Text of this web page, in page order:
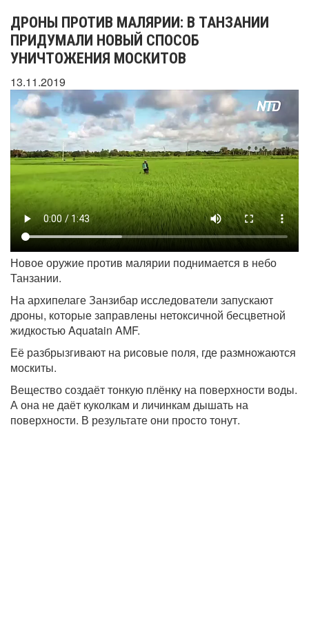
ДРОНЫ ПРОТИВ МАЛЯРИИ: В ТАНЗАНИИ
ПРИДУМАЛИ НОВЫЙ СПОСОБ
УНИЧТОЖЕНИЯ МОСКИТОВ
13.11.2019
Новое оружие против малярии поднимается в небо
Танзании.
На архипелаге Занзибар исследователи запускают
дроны, которые заправлены нетоксичной бесцветной
жидкостью Aquatain AMF.
Её разбрызгивают на рисовые поля, где размножаются
москиты.
Вещество создаёт тонкую плёнку на поверхности воды.
А она не даёт куколкам и личинкам дышать на
поверхности. В результате они просто тонут.